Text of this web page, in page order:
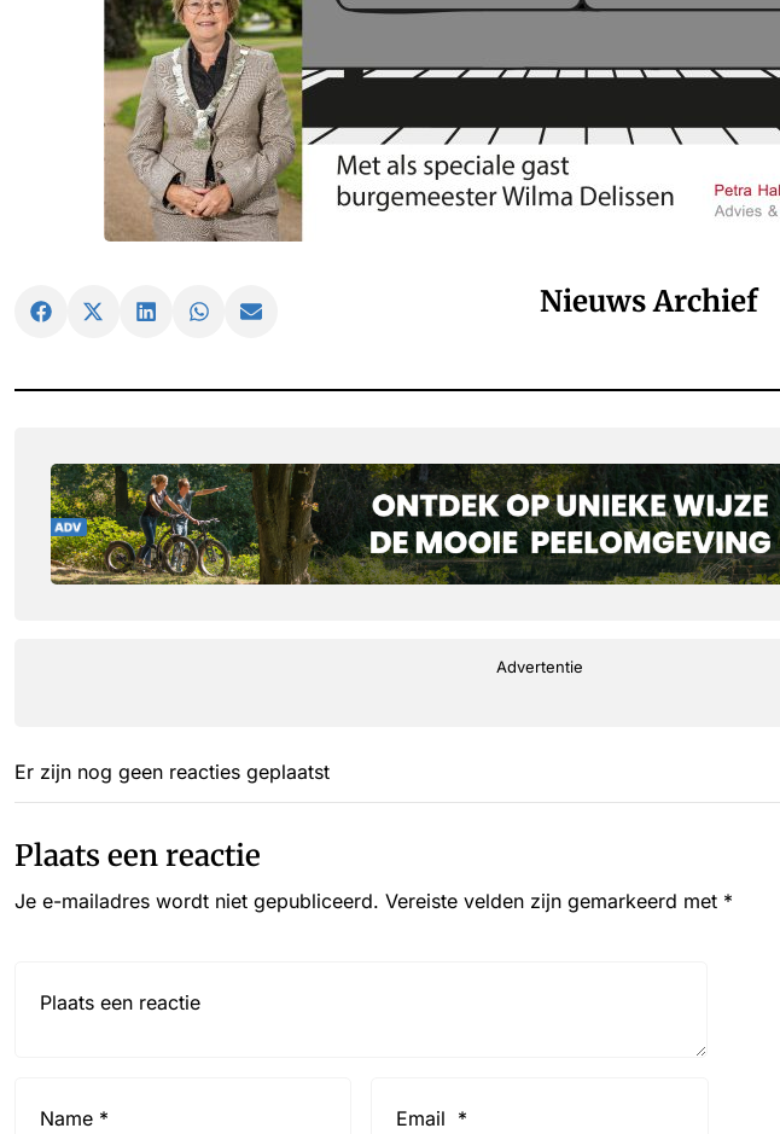
Nieuws Archief
Advertentie
Er zijn nog geen reacties geplaatst
Plaats een reactie
Je e-mailadres wordt niet gepubliceerd. Vereiste velden zijn gemarkeerd met *